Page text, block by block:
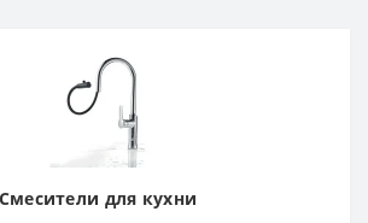
Смесители для кухни